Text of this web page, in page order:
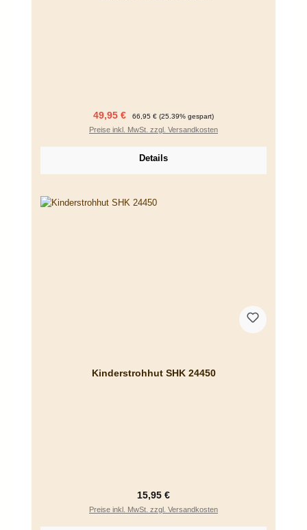
Verkaufspreis:
49,95 € Regulärer Preis:
66,95 € (25.39% gespart)
Preise inkl. MwSt. zzgl. Versandkosten
Details
Kinderstrohhut SHK 24450
Regulärer Preis:
15,95 €
Preise inkl. MwSt. zzgl. Versandkosten